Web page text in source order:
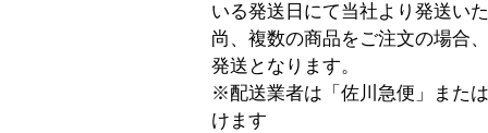
いる発送日にて当社より発送い
尚、複数の商品をご注文の場合
発送となります。
※配送業者は「佐川急便」また
けます